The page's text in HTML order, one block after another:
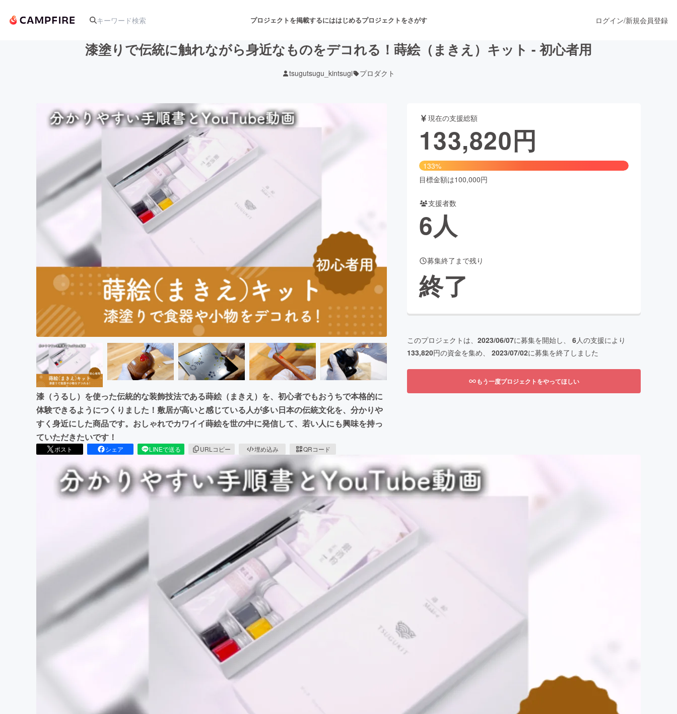
プロジェクトを掲載するにははじめるプロジェクトをさがす
アート・写真 音楽 舞台・パフォーマンス
テクノロジー・ガジェット ゲーム・サービス開発 ファッション
映像・映画 書籍・雑誌出版
ビジネス・起業 チャレンジ ビューティー・ヘルスケア
まちづくり・地域活性化
CAMPFIRE for Social GoodCAMPFIRE Creation
CAMPFIREふるさと納税
machi-yaコミュニティ
ログイン/新規会員登録
漆塗りで伝統に触れながら身近なものをデコれる！蒔絵（まきえ）キット - 初心者用
tsugutsugu_kintsugi プロダクト
漆（うるし）を使った伝統的な装飾技法である蒔絵（まきえ）を、初心者でもおうちで本格的に
体験できるようにつくりました！敷居が高いと感じている人が多い日本の伝統文化を、分かりや
すく身近にした商品です。おしゃれでカワイイ蒔絵を世の中に発信して、若い人にも興味を持っ
ていただきたいです！
ポスト シェア LINEで送る URLコピー 埋め込み QRコード
現在の支援総額
133,820円
133%
目標金額は100,000円
支援者数
6人
募集終了まで残り
終了
このプロジェクトは、 2023/06/07に募集を開始し、 6人の支援により
133,820円の資金を集め、 2023/07/02に募集を終了しました
もう一度プロジェクトをやってほしい